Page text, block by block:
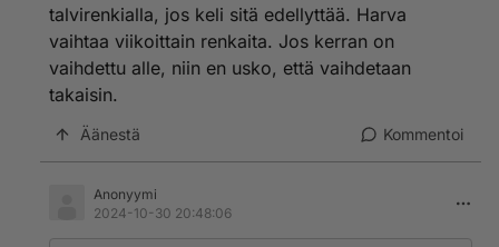
talvirenkialla, jos keli sitä edellyttää. Harva
vaihtaa viikoittain renkaita. Jos kerran on
vaihdettu alle, niin en usko, että vaihdetaan
takaisin.
Äänestä Kommentoi
Anonyymi
2024-10-30 20:48:06